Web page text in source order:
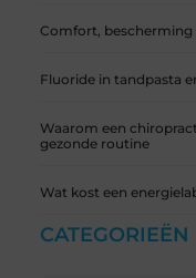
Comfort, bescherming
Fluoride in tandpasta
Waarom een
gezonde routine
Wat kost een
CATEGORIEËN